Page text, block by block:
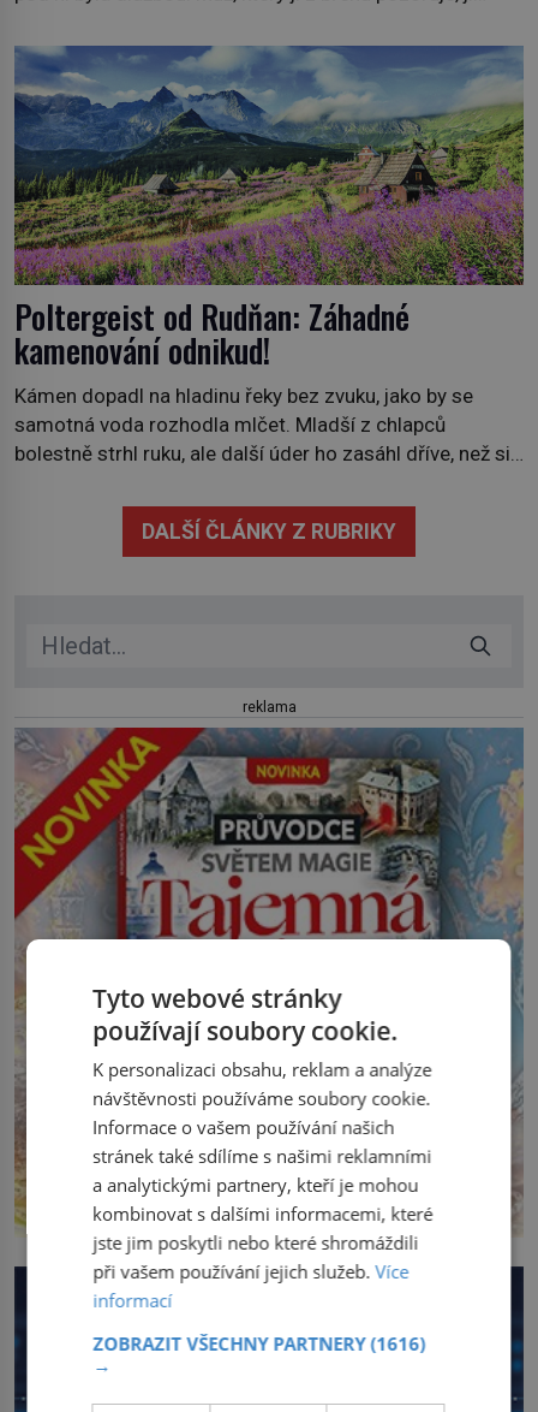
mrtvá celé století. Vesnice Kisiljevo v severovýchodním
Srbsku má s upíry nevyřízené účty. […]
Poltergeist od Rudňan: Záhadné
kamenování odnikud!
Kámen dopadl na hladinu řeky bez zvuku, jako by se
samotná voda rozhodla mlčet. Mladší z chlapců
bolestně strhl ruku, ale další úder ho zasáhl dříve, než si
zachrčel starší student, ale v houštině na břehu nebyl
nikdo, kdo by po nich mohl cokoliv házet. A když se […]
DALŠÍ ČLÁNKY Z RUBRIKY
reklama
Tyto webové stránky
používají soubory cookie.
K personalizaci obsahu, reklam a analýze
návštěvnosti používáme soubory cookie.
Informace o vašem používání našich
stránek také sdílíme s našimi reklamními
a analytickými partnery, kteří je mohou
kombinovat s dalšími informacemi, které
jste jim poskytli nebo které shromáždili
při vašem používání jejich služeb.Více
informací
ZOBRAZIT VŠECHNY PARTNERY(1616)
→